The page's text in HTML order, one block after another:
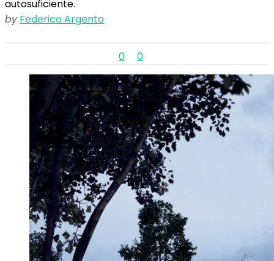
autosuficiente.
by Federico Argento
0 0